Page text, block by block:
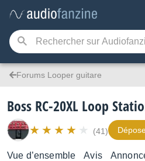
Forums Looper guitare
Boss RC-20XL Loop
(41)
Vue d’ensemble Avis